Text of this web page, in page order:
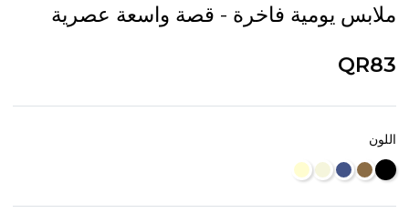
ملابس يومية فاخرة - قصة واسعة عصرية
QR83
اللون